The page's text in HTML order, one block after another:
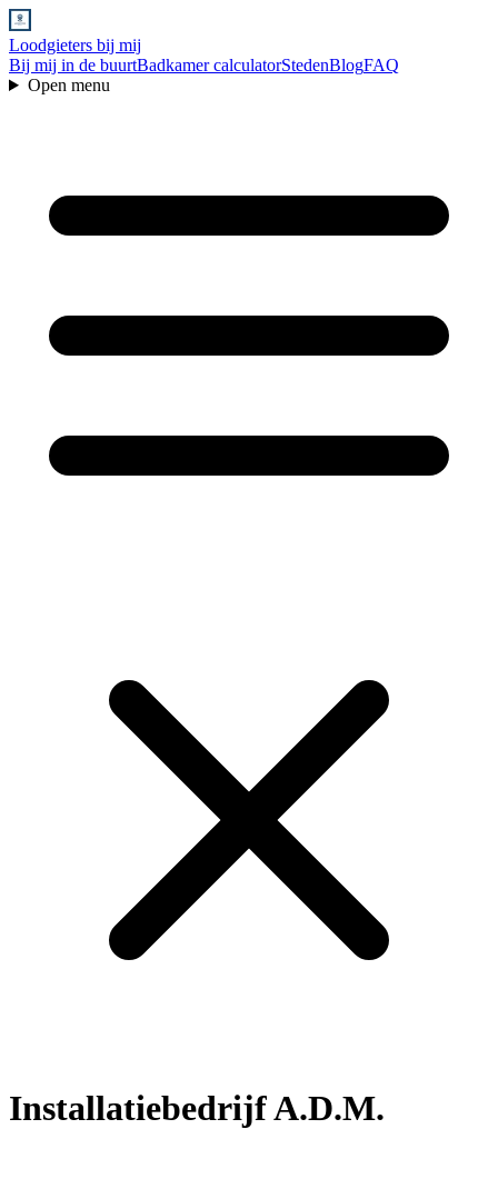
Loodgieters bij mij
Bij mij in de buurtBadkamer calculatorStedenBlogFAQ
Open menu
Installatiebedrijf A.D.M.